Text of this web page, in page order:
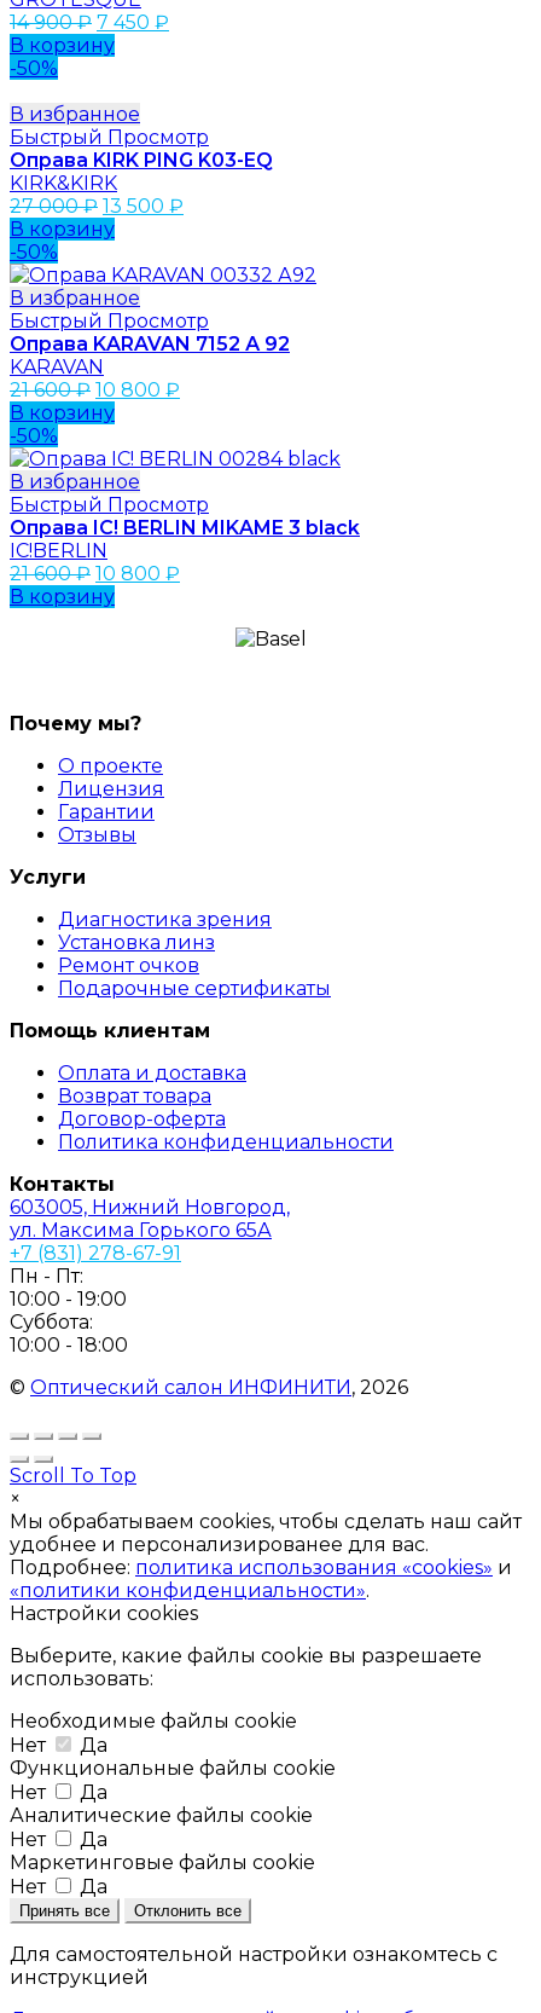
14 900₽ 7 450 ₽
В корзину
-50%
В избранное
Быстрый Просмотр
Оправа KIRK PING K03-EQ
KIRK&KIRK
27 000₽ 13 500 ₽
В корзину
-50%
В избранное
Быстрый Просмотр
Оправа KARAVAN 7152 А 92
KARAVAN
21 600₽ 10 800 ₽
В корзину
-50%
В избранное
Быстрый Просмотр
Оправа IC! BERLIN MIKAME 3 black
IC!BERLIN
21 600₽ 10 800 ₽
В корзину
Почему мы?
О проекте
Лицензия
Гарантии
Отзывы
Услуги
Диагностика зрения
Установка линз
Ремонт очков
Подарочные сертификаты
Помощь клиентам
Оплата и доставка
Возврат товара
Договор-оферта
Политика конфиденциальности
Контакты
603005, Нижний Новгород,
ул. Максима Горького 65А
+7 (831) 278-67-91
Пн - Пт:
10:00 - 19:00
Суббота:
10:00 - 18:00
© Оптический салон ИНФИНИТИ, 2026
Scroll To Top
×
Мы обрабатываем cookies, чтобы сделать наш сайт
удобнее и персонализированее для вас.
Подробнее: политика использования «cookies» и
«политики конфиденциальности».
Настройки cookies
Выберите, какие файлы cookie вы разрешаете
использовать:
Необходимые файлы cookie
Нет
Да
Функциональные файлы cookie
Нет
Да
Аналитические файлы cookie
Нет
Да
Маркетинговые файлы cookie
Нет
Да
Принять все Отклонить все
Для самостоятельной настройки ознакомтесь с
инструкцией